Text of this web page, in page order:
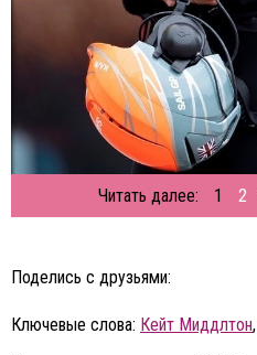
Читать далее: 1 2
Поделись с друзьями:
Ключевые слова: Кейт Миддлтон,